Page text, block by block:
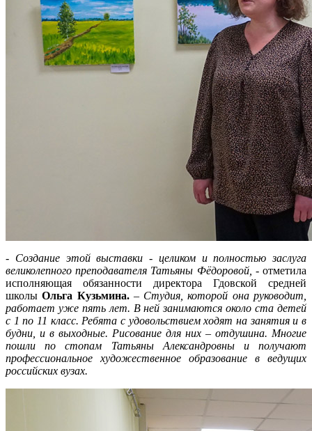
- Создание этой выставки - целиком и полностью заслуга
великолепного преподавателя Татьяны Фёдоровой, - отметила
исполняющая обязанности директора Гдовской средней
школыОльга Кузьмина.– Студия, которой она руководит,
работает уже пять лет. В ней занимаются около ста детей
с 1 по 11 класс. Ребята с удовольствием ходят на занятия и в
будни, и в выходные. Рисование для них – отдушина. Многие
пошли по стопам Татьяны Александровны и получают
профессиональное художественное образование в ведущих
российских вузах.